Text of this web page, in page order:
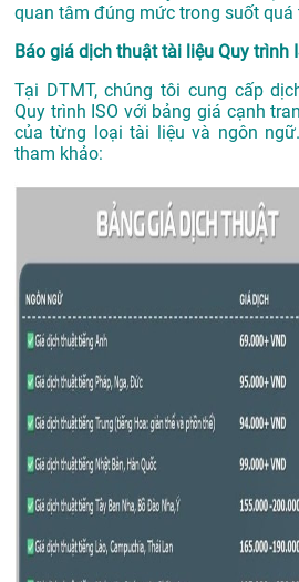
quan tâm đúng mức trong suốt quá
Báo giá dịch thuật tài liệu Quy trình
Tại DTMT, chúng tôi cung cấp
Quy trình ISO với bảng giá cạnh
của từng loại tài liệu và ngôn
tham khảo: